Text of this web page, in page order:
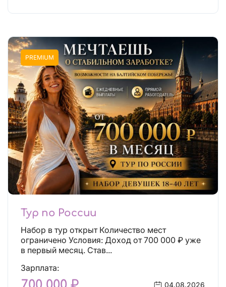
PREMIUM
Тур по России
Набор в тур открыт Количество мест
ограничено Условия: Доход от 700 000 ₽ уже
в первый месяц. Став...
Зарплата:
04.08.2026